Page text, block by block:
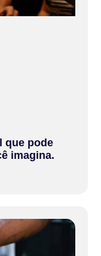
que pode
imagina.